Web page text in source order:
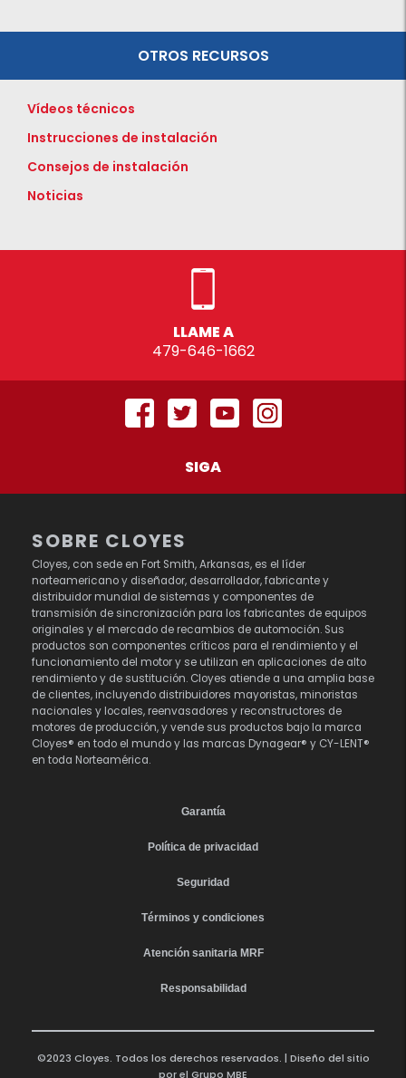
OTROS RECURSOS
Vídeos técnicos
Instrucciones de instalación
Consejos de instalación
Noticias
LLAME A
479-646-1662
SIGA
SOBRE CLOYES
Cloyes, con sede en Fort Smith, Arkansas, es el líder
norteamericano y diseñador, desarrollador, fabricante y
distribuidor mundial de sistemas y componentes de
transmisión de sincronización para los fabricantes de equipos
originales y el mercado de recambios de automoción. Sus
productos son componentes críticos para el rendimiento y el
funcionamiento del motor y se utilizan en aplicaciones de alto
rendimiento y de sustitución. Cloyes atiende a una amplia base
de clientes, incluyendo distribuidores mayoristas, minoristas
nacionales y locales, reenvasadores y reconstructores de
motores de producción, y vende sus productos bajo la marca
Cloyes® en todo el mundo y las marcas Dynagear® y CY-LENT®
en toda Norteamérica.
Garantía
Política de privacidad
Seguridad
Términos y condiciones
Atención sanitaria MRF
Responsabilidad
©2023 Cloyes. Todos los derechos reservados. | Diseño del sitio
por el Grupo MBE